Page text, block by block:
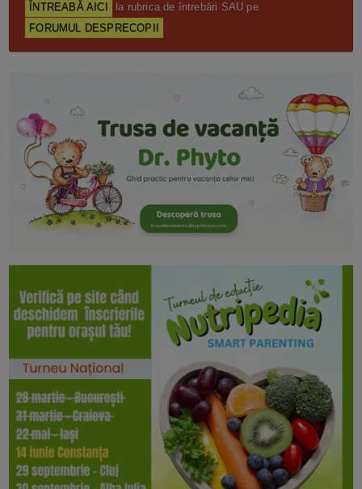
ÎNTREABĂ AICI
la rubrica de întrebări SAU pe
FORUMUL DESPRECOPII